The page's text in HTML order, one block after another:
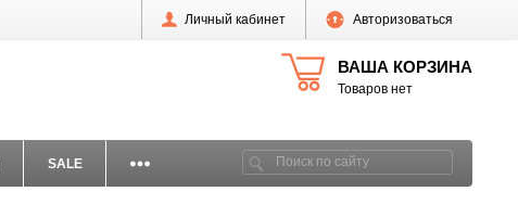
Личный кабинет Авторизоваться
ВАША КОРЗИНА
Товаров нет
SALE